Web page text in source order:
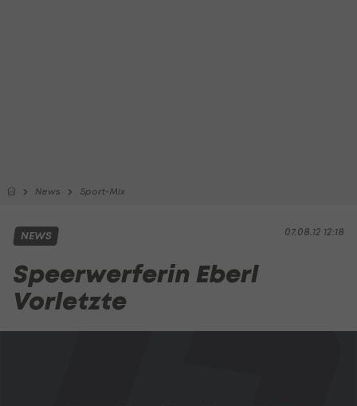
News Sport-Mix
07.08.12 12:18
NEWS
Speerwerferin Eberl
Vorletzte